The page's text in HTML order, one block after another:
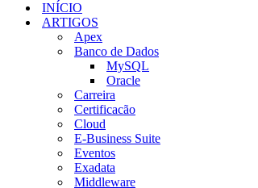
navegaçãoINÍCIO
ARTIGOS
Apex
Banco de Dados
MySQL
Oracle
Carreira
Certificacão
Cloud
E-Business Suite
Eventos
Exadata
Middleware